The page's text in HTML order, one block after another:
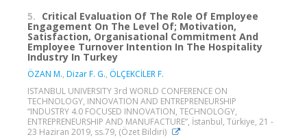
5. Critical Evaluation Of The Role Of Employee
Engagement On The Level Of; Motivation,
Satisfaction, Organisational Commitment And
Employee Turnover Intention In The Hospitality
Industry In Turkey
ÖZAN M., Dizar F. G., ÖLÇEKCİLER F.
ISTANBUL UNIVERSITY 3rd WORLD CONFERENCE ON
TECHNOLOGY, INNOVATION AND ENTREPRENEURSHIP
“INDUSTRY 4.0 FOCUSED INNOVATION, TECHNOLOGY,
ENTREPRENEURSHIP AND MANUFACTURE”, İstanbul, Türkiye, 21 -
23 Haziran 2019, ss.79, (Özet Bildiri)